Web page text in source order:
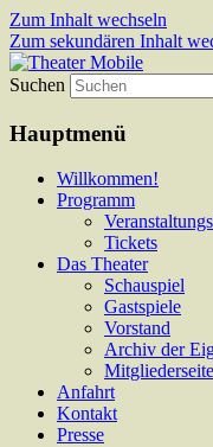
Zum Inhalt wechseln
Zum sekundären Inhalt
Theater
Das schoenste
Suchen
Hauptmenü
Willkommen!
Programm
Tickets
Das Theater
Schauspiel
Gastspiele
Vorstand
Archiv der
Mitgliederseite
Anfahrt
Kontakt
Presse